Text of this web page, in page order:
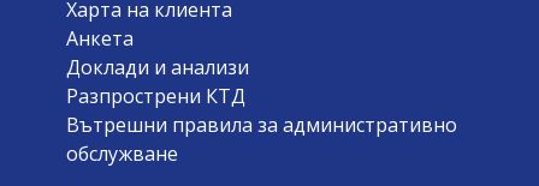
Харта на клиента
Анкета
Доклади и анализи
Разпрострени КТД
Вътрешни правила за административно
обслужване